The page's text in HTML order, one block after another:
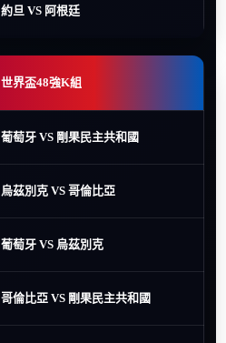
約旦 VS 阿根廷
世界盃48強K組
葡萄牙 VS 剛果民主共和國
烏茲別克 VS 哥倫比亞
葡萄牙 VS 烏茲別克
哥倫比亞 VS 剛果民主共和國